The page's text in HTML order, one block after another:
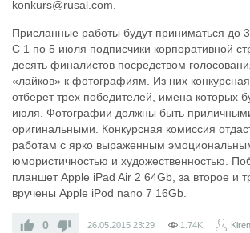
konkurs@rusal.com.
Присланные работы будут приниматься до
С 1 по 5 июля подписчики корпоративной
десять финалистов посредством
«лайков» к фотографиям. Из них
отберет трех победителей, имена которых
июля. Фотографии должны быть
оригинальными. Конкурсная комиссия
работам с ярко выраженным
юмористичностью и художественностью.
планшет Apple iPad Air 2 64Gb, за второе и
вручены Apple iPod nano 7 16Gb.
0 26.05.2015 23:29 1.74K